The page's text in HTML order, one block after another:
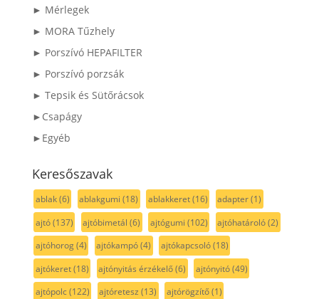
► Mérlegek
► MORA Tűzhely
► Porszívó HEPAFILTER
► Porszívó porzsák
► Tepsik és Sütőrácsok
►Csapágy
►Egyéb
Keresőszavak
ablak(6) ablakgumi (18) ablakkeret(16) adapter(1)
ajtó(137) ajtóbimetál (6) ajtógumi (102) ajtóhatároló(2)
ajtóhorog(4) ajtókampó(4) ajtókapcsoló(18)
ajtókeret(18) ajtónyitás érzékelő(6) ajtónyitó(49)
ajtópolc(122) ajtóretesz (13) ajtórögzítő(1)